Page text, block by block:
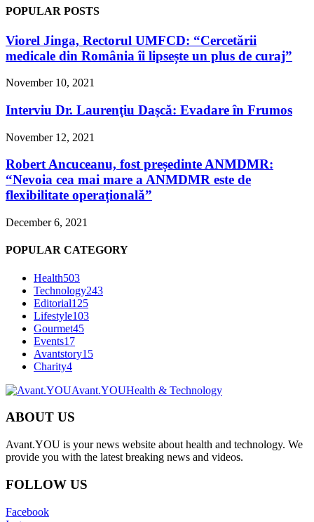
POPULAR POSTS
Viorel Jinga, Rectorul UMFCD: “Cercetării
medicale din România îi lipsește un plus de curaj”
November 10, 2021
Interviu Dr. Laurenţiu Daşcă: Evadare în Frumos
November 12, 2021
Robert Ancuceanu, fost președinte ANMDMR:
“Nevoia cea mai mare a ANMDMR este de
flexibilitate operațională”
December 6, 2021
POPULAR CATEGORY
Health503
Technology243
Editorial125
Lifestyle103
Gourmet45
Events17
Avantstory15
Charity4
Avant.YOUHealth & Technology
ABOUT US
Avant.YOU is your news website about health and technology. We
provide you with the latest breaking news and videos.
FOLLOW US
Facebook